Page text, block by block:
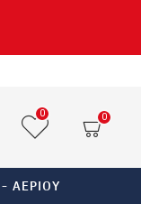
0 0
ΑΕΡΊΟΥ